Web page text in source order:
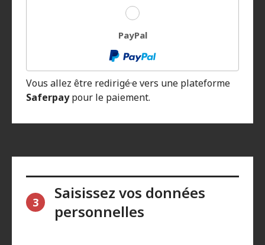
PayPal
Vous allez être redirigé·e vers une plateforme
Saferpaypour le paiement.
3
Saisissez vos données
personnelles